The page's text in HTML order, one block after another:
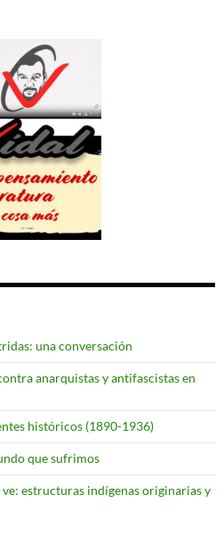
una conversación
anarquistas y antifascistas en
históricos (1890-1936)
que sufrimos
estructuras indígenas originarias y